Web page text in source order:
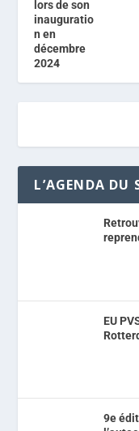
L’AGENDA DU
EU
9e